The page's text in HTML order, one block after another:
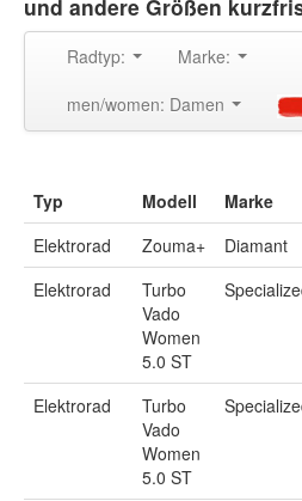
und andere Größen
Radtyp:
Marke:
men/women: Damen
Typ Modell Marke
Elektrorad
Zouma+ Diamant
Elektrorad
Turbo
Vado
Women
5.0 ST
Elektrorad
Turbo
Vado
Women
5.0 ST